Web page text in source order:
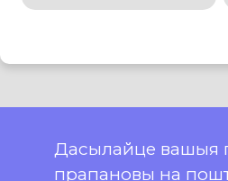
Дасылайце вашыя
прапановы на